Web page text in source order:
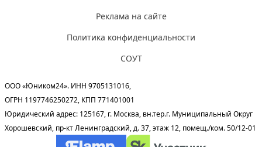
Реклама на сайте
Политика конфиденциальности
СОУТ
ООО «Юником24». ИНН 9705131016,
ОГРН 1197746250272, КПП 771401001
Юридический адрес: 125167, г. Москва, вн.тер.г. Муниципальный Округ
Хорошевский, пр-кт Ленинградский, д. 37, этаж 12, помещ./ком. 50/12-01